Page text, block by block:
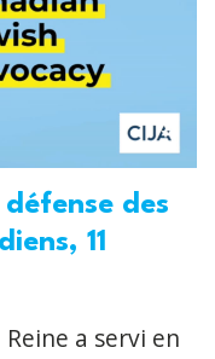
des
11
a servi en